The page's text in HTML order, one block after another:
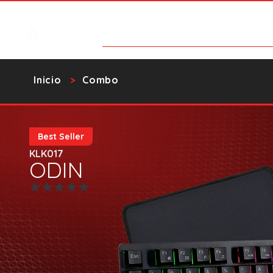
>
​Inicio Combo
ODIN
Aún no hay calificaciones
KLK017
Best Seller